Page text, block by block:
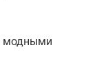
модными